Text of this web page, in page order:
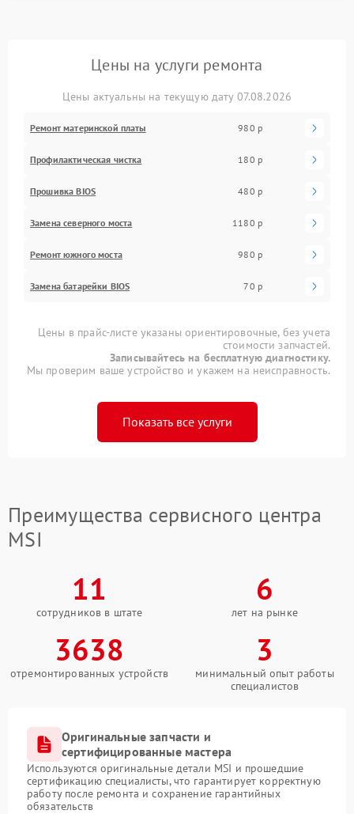
Цены на услуги ремонта
Цены актуальны на текущую дату 07.08.2026
Ремонт материнской платы 980 р
Профилактическая чистка 180 р
Прошивка BIOS 480 р
Замена северного моста 1180 р
Ремонт южного моста 980 р
Замена батарейки BIOS 70 р
Цены в прайс-листе указаны ориентировочные, без учета
стоимости запчастей.
Записывайтесь на бесплатную диагностику.
Мы проверим ваше устройство и укажем на неисправность.
Показать все услуги
Преимущества сервисного центра
MSI
11
сотрудников в штате
6
лет на рынке
3638
отремонтированных устройств
3
минимальный опыт работы
специалистов
Оригинальные запчасти и
сертифицированные мастера
Используются оригинальные детали MSI и прошедшие
сертификацию специалисты, что гарантирует корректную
работу после ремонта и сохранение гарантийных
обязательств